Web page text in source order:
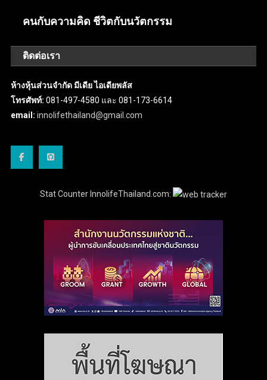
คนกับความคิด ชีวิตกับนวัตกรรม
ติดต่อเรา
ห้างหุ้นส่วนจำกัด มีเดีย ไอเดียพลัส
โทรศัพท์: 081-497-4580 และ 081-173-6614
email: innolifethailand@gmail.com
Stat Counter InnolifeThailand.com: